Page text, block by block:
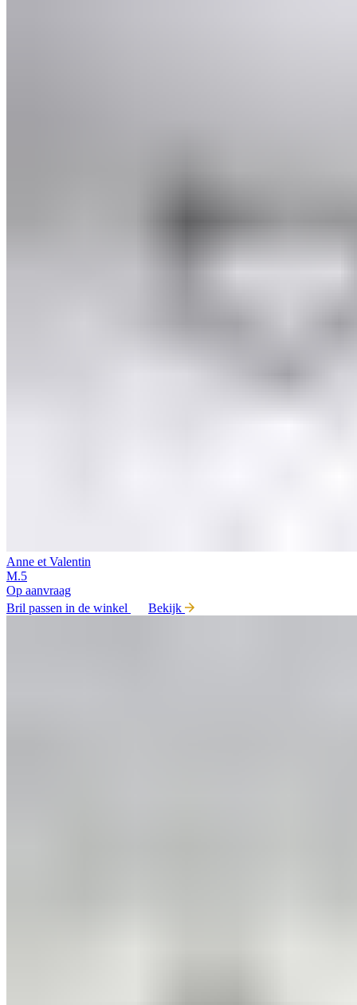
Anne et Valentin
M.5
Op aanvraag
Bril passen in de winkel
Bekijk